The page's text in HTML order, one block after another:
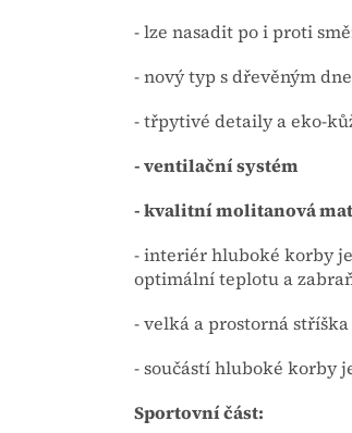
- lze nasadit po i proti
- nový typ s dřevěným
- třpytivé detaily a eko-
- ventilační systém
- kvalitní molitanová
- interiér hluboké korby
optimální teplotu a
- velká a prostorná
- součástí hluboké korby
Sportovní část: